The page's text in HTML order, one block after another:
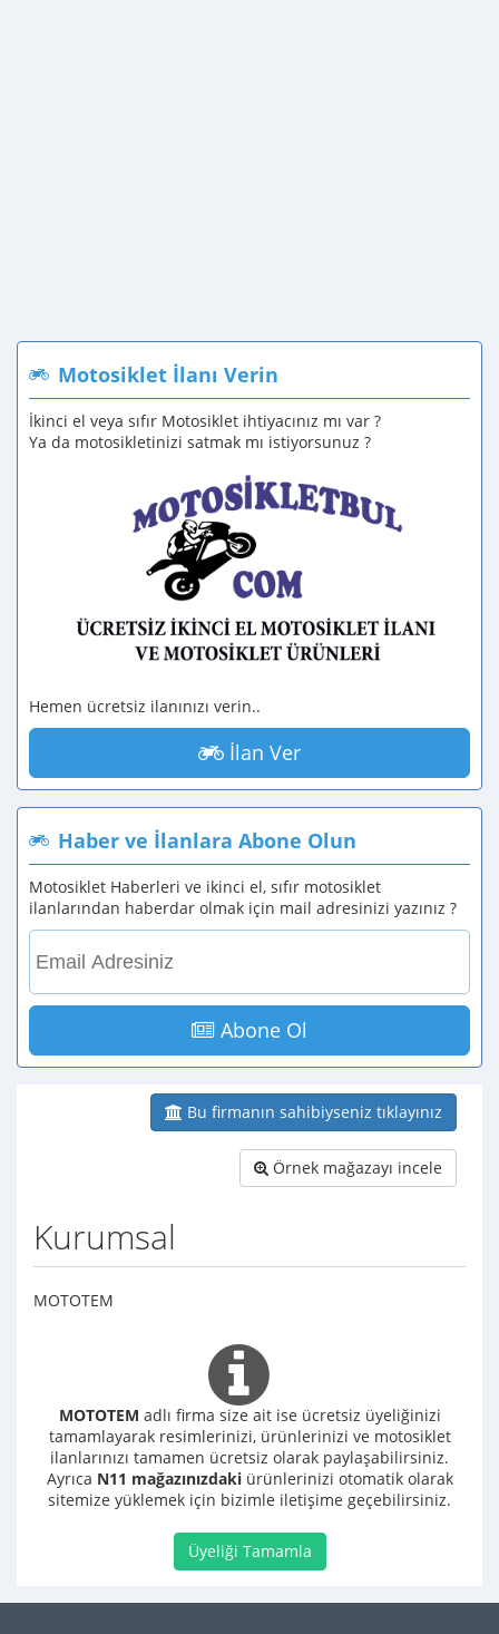
Motosiklet İlanı Verin
İkinci el veya sıfır Motosiklet ihtiyacınız mı var ?
Ya da motosikletinizi satmak mı istiyorsunuz ?
Hemen ücretsiz ilanınızı verin..
İlan Ver
Haber ve İlanlara Abone Olun
Motosiklet Haberleri ve ikinci el, sıfır motosiklet
ilanlarından haberdar olmak için mail adresinizi yazınız ?
Abone Ol
Bu firmanın sahibiyseniz tıklayınız
Örnek mağazayı incele
Kurumsal
MOTOTEM
MOTOTEM adlı firma size ait ise ücretsiz üyeliğinizi
tamamlayarak resimlerinizi, ürünlerinizi ve motosiklet
ilanlarınızı tamamen ücretsiz olarak paylaşabilirsiniz.
Ayrıca N11 mağazınızdakiürünlerinizi otomatik olarak
sitemize yüklemek için bizimle iletişime geçebilirsiniz.
Üyeliği Tamamla